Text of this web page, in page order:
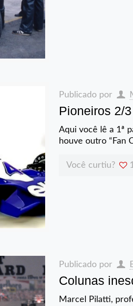
Publicado por
Pioneiros 2/3
Aqui você lê a 1ª
houve outro “Fan
Você curtiu?
Publicado por
Colunas
Marcel Pilatti,